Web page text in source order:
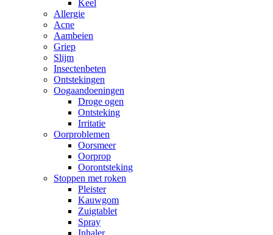
Keel
Allergie
Acne
Aambeien
Griep
Slijm
Insectenbeten
Ontstekingen
Oogaandoeningen
Droge ogen
Ontsteking
Irritatie
Oorproblemen
Oorsmeer
Oorprop
Oorontsteking
Stoppen met roken
Pleister
Kauwgom
Zuigtablet
Spray
Inhaler